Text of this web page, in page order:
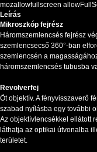
mozallowfullscreen
Leírás
Mikroszkóp fejrész
Háromszemlencsés fejrész
szemlencsecső 360°-ban
szemlencsén a
háromszemlencsés tubusba
Revolverfej
Öt objektív. A fényvisszaverő
szabad nyílásba egy további
Az objektívlencsékkel ellátott
láthatja az optikai útvonalba
területet.